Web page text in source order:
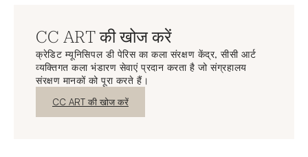
CC ART की खोज करें
क्रेडिट म्यूनिसिपल डी पेरिस का कला संरक्षण केंद्र, सीसी आर्ट
व्यक्तिगत कला भंडारण सेवाएं प्रदान करता है जो संग्रहालय
संरक्षण मानकों को पूरा करते हैं।
नई विंडो
CC ART की खोज करें